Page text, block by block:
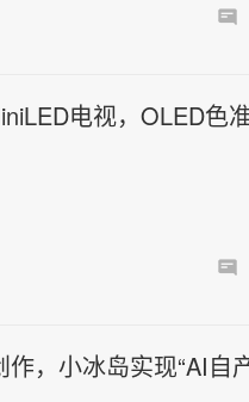
电视，OLED色
，小冰岛实现“AI自